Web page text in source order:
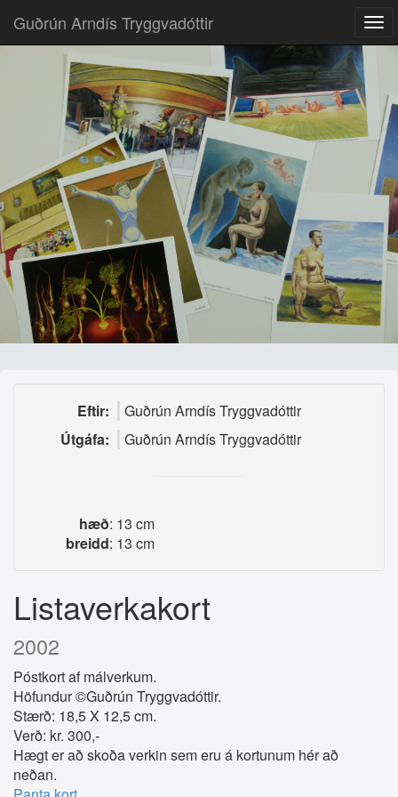
Guðrún Arndís Tryggvadóttir
Eftir:
Guðrún Arndís Tryggvadóttir
Útgáfa:
Guðrún Arndís Tryggvadóttir
hæð: 13 cm
breidd: 13 cm
Listaverkakort
2002
Póstkort af málverkum.
Höfundur ©Guðrún Tryggvadóttir.
Stærð: 18,5 X 12,5 cm.
Verð: kr. 300,-
Hægt er að skoða verkin sem eru á kortunum hér að
neðan.